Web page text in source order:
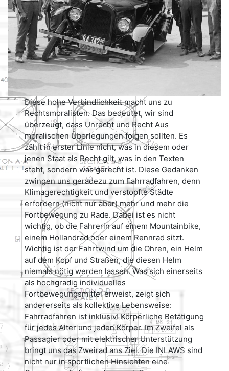
Diese hohe Verbindlichkeit macht uns zu
Rechtsmoralisten. Das bedeutet, wir sind
überzeugt, dass Unrecht und Recht Aus
moralischen Überlegungen folgen sollten. Es
zählt in erster Linie nicht, was in diesem oder
jenen Staat als Recht gilt, was in den Texten
steht, sondern was gerecht ist. Diese Gedanken
zwingen uns geradezu zum Fahrradfahren, denn
Klimagerechtigkeit und verstopfte Städte
erfordern (nicht nur aber) mehr und mehr die
Fortbewegung zu Rade. Dabei ist es nicht
wichtig, ob die Fahrerin auf einem Mountainbike,
einem Hollandrad oder einem Rennrad sitzt.
Wichtig ist der Fahrtwind um die Ohren, ein Helm
auf dem Kopf und Straßen, die diesen Helm
niemals nötig werden lassen. Was sich einerseits
als hochgradig individuelles
Fortbewegungsmittel erweist, zeigt sich
andererseits als kollektive Lebensweise:
Fahrradfahren ist inklusiv! Körperliche Betätigung
für jedes Alter und jeden Körper. Im Zweifel als
Passagier oder mit elektrischer Unterstützung
bringt uns das Zweirad ans Ziel. Die INLAWS sind
nicht nur in sportlichen Hinsichten eine